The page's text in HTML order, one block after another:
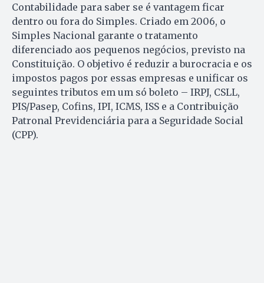
Contabilidade para saber se é vantagem ficar
dentro ou fora do Simples. Criado em 2006, o
Simples Nacional garante o tratamento
diferenciado aos pequenos negócios, previsto na
Constituição. O objetivo é reduzir a burocracia e os
impostos pagos por essas empresas e unificar os
seguintes tributos em um só boleto – IRPJ, CSLL,
PIS/Pasep, Cofins, IPI, ICMS, ISS e a Contribuição
Patronal Previdenciária para a Seguridade Social
(CPP).